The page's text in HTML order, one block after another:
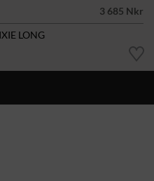
3 685 Nkr
LONG